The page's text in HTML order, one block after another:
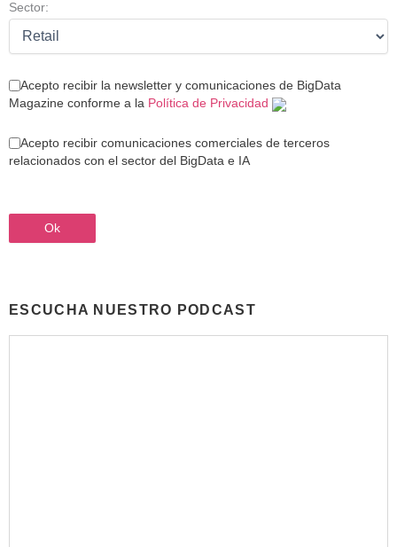
Sector:
Acepto recibir la newsletter y comunicaciones de BigData
Magazine conforme a la Política de Privacidad
Acepto recibir comunicaciones comerciales de terceros
relacionados con el sector del BigData e IA
ESCUCHA NUESTRO PODCAST